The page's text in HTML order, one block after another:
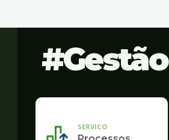
Gestão
SERVICO